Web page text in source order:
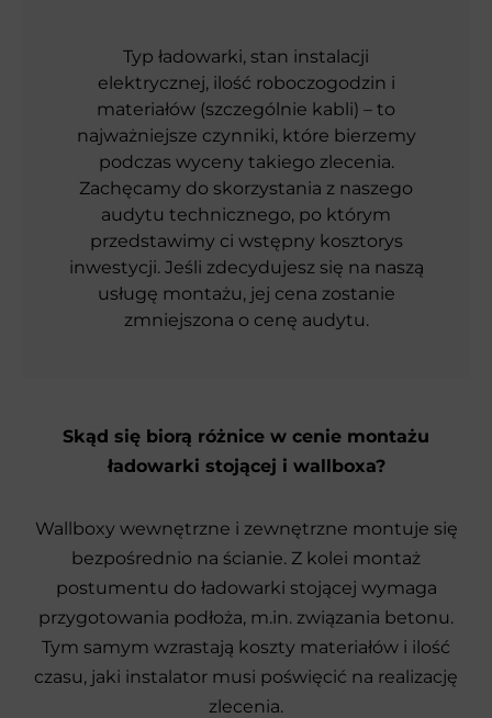
Typ ładowarki, stan instalacji
elektrycznej, ilość roboczogodzin i
materiałów (szczególnie kabli) – to
najważniejsze czynniki, które bierzemy
podczas wyceny takiego zlecenia.
Zachęcamy do skorzystania z naszego
audytu technicznego, po którym
przedstawimy ci wstępny kosztorys
inwestycji. Jeśli zdecydujesz się na naszą
usługę montażu, jej cena zostanie
zmniejszona o cenę audytu.
Skąd się biorą różnice w cenie montażu
ładowarki stojącej i wallboxa?
Wallboxy wewnętrzne i zewnętrzne montuje się
bezpośrednio na ścianie. Z kolei montaż
postumentu do ładowarki stojącej wymaga
przygotowania podłoża, m.in. związania betonu.
Tym samym wzrastają koszty materiałów i ilość
czasu, jaki instalator musi poświęcić na realizację
zlecenia.